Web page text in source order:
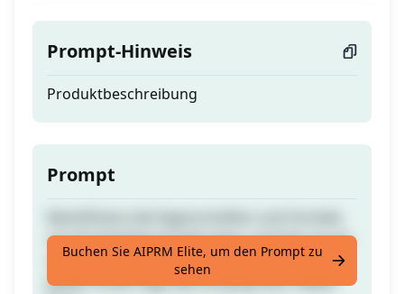
Prompt-Hinweis
Produktbeschreibung
Prompt
von Produktbeschreibungen und liste sie als
sehr kurze Aufzählungspunkte auf. Vor
jedem Punkt füge das Emoji grüner Haken
Buchen Sie AIPRM Elite, um den Prompt zu
sehen